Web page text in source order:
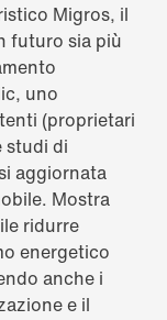
Migros, il
futuro sia più
uno
(proprietari
studi di
aggiornata
Mostra
ridurre
energetico
anche i
e il